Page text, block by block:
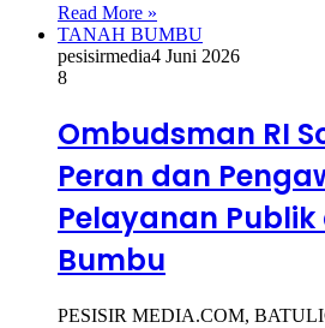
Read More »
TANAH BUMBU
pesisirmedia4 Juni 2026
8
Ombudsman RI
Peran dan
Pelayanan Publik
Bumbu
PESISIR MEDIA.COM,